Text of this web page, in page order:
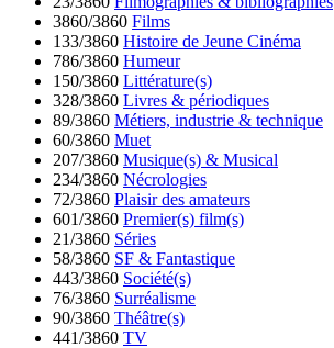
3860/3860 Films
133/3860 Histoire de Jeune Cinéma
786/3860 Humeur
150/3860 Littérature(s)
328/3860 Livres & périodiques
89/3860 Métiers, industrie & technique
60/3860 Muet
207/3860 Musique(s) & Musical
234/3860 Nécrologies
72/3860 Plaisir des amateurs
601/3860 Premier(s) film(s)
21/3860 Séries
58/3860 SF & Fantastique
443/3860 Société(s)
76/3860 Surréalisme
90/3860 Théâtre(s)
441/3860 TV